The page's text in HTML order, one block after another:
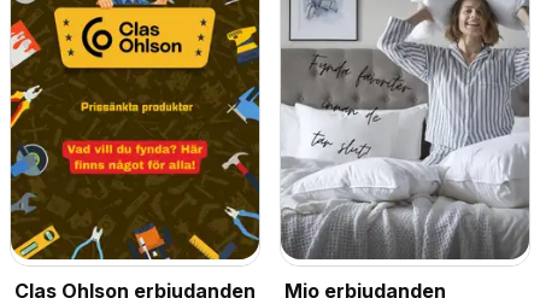
Clas Ohlson erbjudanden Mio erbjudanden